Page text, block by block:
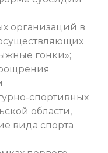
организаций в
гонки»;
спортивных
области,
вида спорта